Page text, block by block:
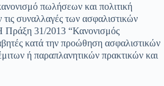
πωλήσεων και πολιτική
τις συναλλαγές των ασφαλιστικών
Πράξη 31/2013 “Κανονισμός
κατά την προώθηση ασφαλιστικών
ή παραπλανητικών πρακτικών και